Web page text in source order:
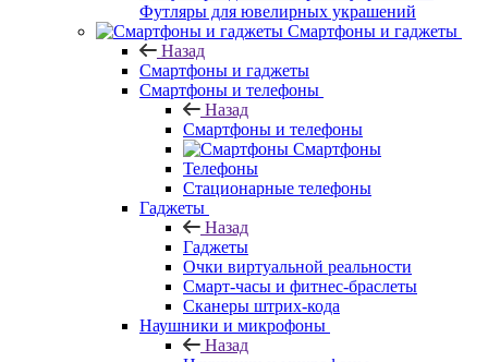
Футляры для ювелирных украшений
Смартфоны и гаджеты
Назад
Смартфоны и гаджеты
Смартфоны и телефоны
Назад
Смартфоны и телефоны
Смартфоны
Телефоны
Стационарные телефоны
Гаджеты
Назад
Гаджеты
Очки виртуальной реальности
Смарт-часы и фитнес-браслеты
Сканеры штрих-кода
Наушники и микрофоны
Назад